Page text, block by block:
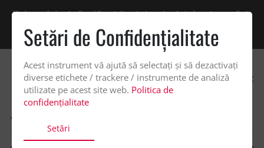
Vindem exclusiv catre firme! Ne puteti contacta pentru oferta de pret personalizata
discount suplimentar de 2% -Cumpără acum!
ACASA
Setări de Confidenţialitate
Acest instrument vă ajută să selectați și să dezactivați
diverse etichete / trackere / instrumente de analiză
utilizate pe acest site web. Politica de
confidențialitate
Setări